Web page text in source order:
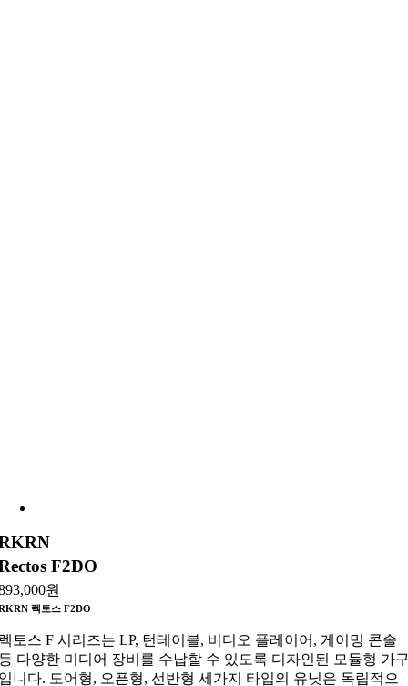
F2DO
원
렉토스 F2DO
토스 F 시리즈는 LP, 턴테이블, 비디오 플레이어, 게이밍 콘솔
다양한 미디어 장비를 수납할 수 있도록 디자인된 모듈형 가
니다. 도어형, 오픈형, 선반형 세가지 타입의 유닛은 독립적으